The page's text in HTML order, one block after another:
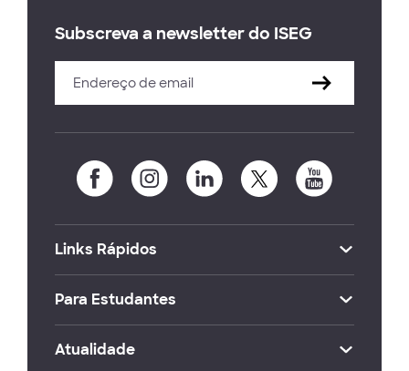
Subscreva a newsletter do ISEG
Links Rápidos
Para Estudantes
Atualidade